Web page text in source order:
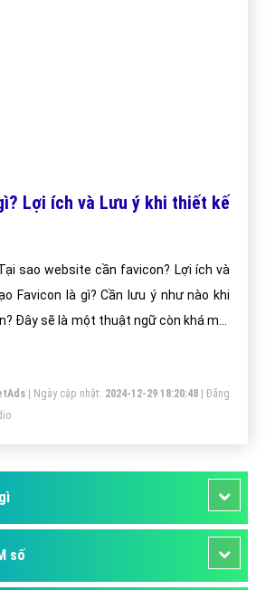
Lợi ích và Lưu ý khi thiết kế
sao website cần favicon? Lợi ích và
Favicon là gì? Cần lưu ý như nào khi
Đây sẽ là một thuật ngữ còn khá mới
của một website. Bài viết hôm nay
sẽ giúp bạn giải đáp Favicon là gì? Và
cần biết về Favicon.
| Ngày cập nhật: 2024-12-29 18:20:48|Đăng
số